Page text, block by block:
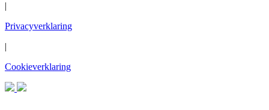
|
Privacyverklaring
|
Cookieverklaring